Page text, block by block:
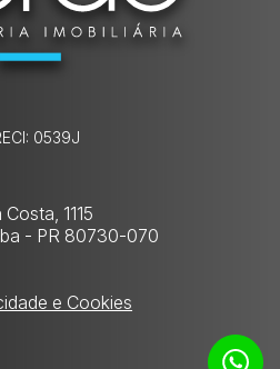
0539J
1115
- PR 80730-070
e Cookies